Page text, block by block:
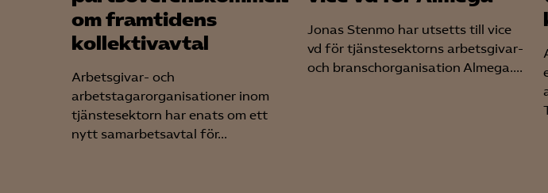
om framtidens
kollektivavtal
Arbetsgivar- och
arbetstagarorganisationer inom
tjänstesektorn har enats om ett
nytt samarbetsavtal för...
Jonas Stenmo har utsetts till vice
vd för tjänstesektorns arbetsgivar-
och branschorganisation Almega....